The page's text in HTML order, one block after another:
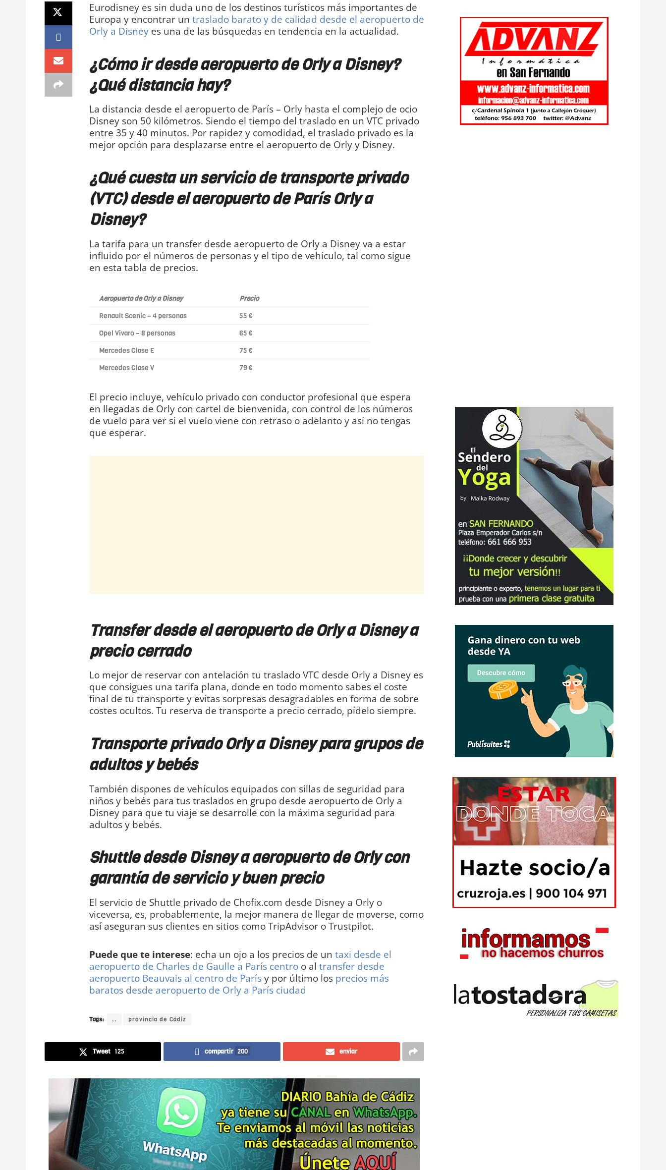
Eurodisney es sin duda uno de los destinos turísticos más importantes de
Europa y encontrar un traslado barato y de calidad desde el aeropuerto de
Orly a Disneyes una de las búsquedas en tendencia en la actualidad.
¿Cómo ir desde aeropuerto de Orly a Disney?
¿Qué distancia hay?
La distancia desde el aeropuerto de París – Orly hasta el complejo de ocio
Disney son 50 kilómetros. Siendo el tiempo del traslado en un VTC privado
entre 35 y 40 minutos. Por rapidez y comodidad, el traslado privado es la
mejor opción para desplazarse entre el aeropuerto de Orly y Disney.
¿Qué cuesta un servicio de transporte privado
(VTC) desde el aeropuerto de París Orly a
Disney?
La tarifa para un transfer desde aeropuerto de Orly a Disney va a estar
influido por el números de personas y el tipo de vehículo, tal como sigue
en esta tabla de precios.
Aeropuerto de Orly a Disney
Precio
Renault Scenic – 4 personas
55 €
Opel Vivaro – 8 personas
65 €
Mercedes Clase E
75 €
Mercedes Clase V
79 €
El precio incluye, vehículo privado con conductor profesional que espera
en llegadas de Orly con cartel de bienvenida, con control de los números
de vuelo para ver si el vuelo viene con retraso o adelanto y así no tengas
que esperar.
Transfer desde el aeropuerto de Orly a Disney a
precio cerrado
Lo mejor de reservar con antelación tu traslado VTC desde Orly a Disney es
que consigues una tarifa plana, donde en todo momento sabes el coste
final de tu transporte y evitas sorpresas desagradables en forma de sobre
costes ocultos. Tu reserva de transporte a precio cerrado, pídelo siempre.
Transporte privado Orly a Disney para grupos de
adultos y bebés
También dispones de vehículos equipados con sillas de seguridad para
niños y bebés para tus traslados en grupo desde aeropuerto de Orly a
Disney para que tu viaje se desarrolle con la máxima seguridad para
adultos y bebés.
Shuttle desde Disney a aeropuerto de Orly con
garantía de servicio y buen precio
El servicio de Shuttle privado de Chofix.com desde Disney a Orly o
viceversa, es, probablemente, la mejor manera de llegar de moverse, como
así aseguran sus clientes en sitios como TripAdvisor o Trustpilot.
Puede que te interese: echa un ojo a los precios de un taxi desde el
aeropuerto de Charles de Gaulle a París centroo al transfer desde
aeropuerto Beauvais al centro de Parísy por último los precios más
baratos desde aeropuerto de Orly a París ciudad
Tags: .. provincia de Cádiz
Tweet 125 compartir 200 enviar